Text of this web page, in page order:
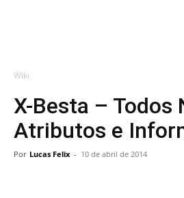
Wiki
X-Besta – Todos
Atributos e
Por Lucas Felix - 10 de abril de 2014